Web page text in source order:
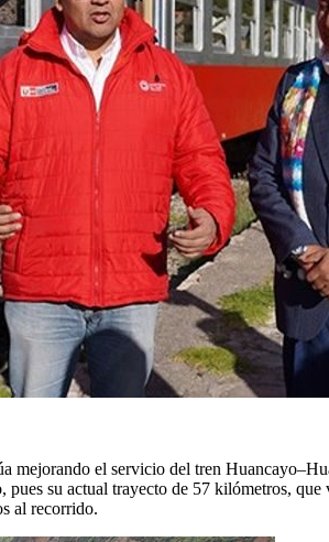
el servicio del tren
su actual trayecto de 57 kilómetros,
al recorrido.